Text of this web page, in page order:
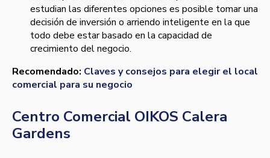
estudian las diferentes opciones es posible tomar una
decisión de inversión o arriendo inteligente en la que
todo debe estar basado en la capacidad de
crecimiento del negocio.
Recomendado: Claves y consejos para elegir el local
comercial para su negocio
Centro Comercial OIKOS Calera
Gardens